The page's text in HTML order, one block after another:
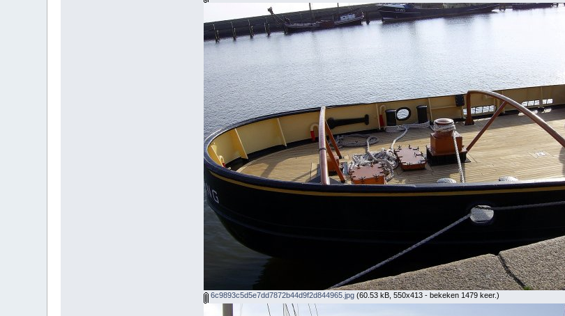
6c9893c5d5e7dd7872b44d9f2d844965.jpg (60.53 kB, 550x413 - bekeken 1479 keer.)